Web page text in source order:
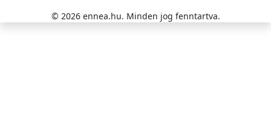
© 2026 ennea.hu. Minden jog fenntartva.